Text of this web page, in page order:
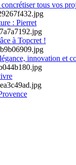
tous vos
: Pierret
à Topcret !
innovation et